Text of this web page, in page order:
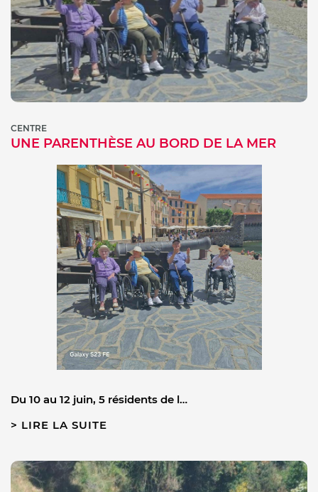
CENTRE
UNE PARENTHÈSE AU BORD DE LA MER
Du 10 au 12 juin, 5 résidents de l…
LIRE LA SUITE